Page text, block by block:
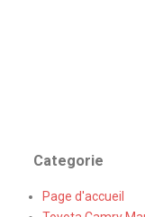
Categorie
Page d'accueil